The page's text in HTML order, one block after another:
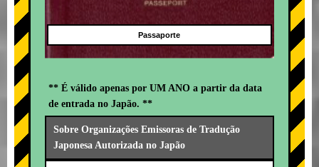
Passaporte
** É válido apenas por UM ANO a partir da data
de entrada no Japão. **
Sobre Organizações Emissoras de Tradução
Japonesa Autorizada no Japão